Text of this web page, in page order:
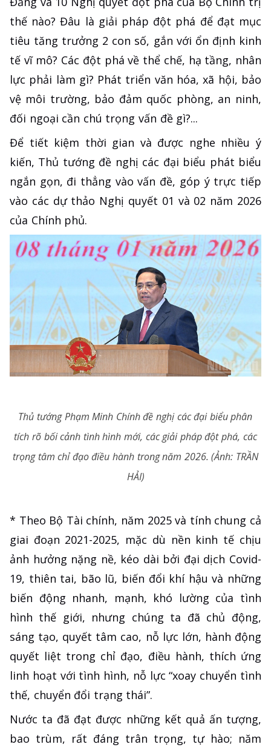
thế nào? Đâu là giải pháp đột phá để đạt mục
tiêu tăng trưởng 2 con số, gắn với ổn định kinh
tế vĩ mô? Các đột phá về thể chế, hạ tầng, nhân
lực phải làm gì? Phát triển văn hóa, xã hội, bảo
vệ môi trường, bảo đảm quốc phòng, an ninh,
đối ngoại cần chú trọng vấn đề gì?...
Để tiết kiệm thời gian và được nghe nhiều ý
kiến, Thủ tướng đề nghị các đại biểu phát biểu
ngắn gọn, đi thẳng vào vấn đề, góp ý trực tiếp
vào các dự thảo Nghị quyết 01 và 02 năm 2026
của Chính phủ.
Thủ tướng Phạm Minh Chính đề nghị các đại biểu phân
tích rõ bối cảnh tình hình mới, các giải pháp đột phá, các
trọng tâm chỉ đạo điều hành trong năm 2026. (Ảnh: TRẦN
HẢI)
* Theo Bộ Tài chính, năm 2025 và tính chung cả
giai đoạn 2021-2025, mặc dù nền kinh tế chịu
ảnh hưởng nặng nề, kéo dài bởi đại dịch Covid-
19, thiên tai, bão lũ, biến đổi khí hậu và những
biến động nhanh, mạnh, khó lường của tình
hình thế giới, nhưng chúng ta đã chủ động,
sáng tạo, quyết tâm cao, nỗ lực lớn, hành động
quyết liệt trong chỉ đạo, điều hành, thích ứng
linh hoạt với tình hình, nỗ lực “xoay chuyển tình
thế, chuyển đổi trạng thái”.
Nước ta đã đạt được những kết quả ấn tượng,
bao trùm, rất đáng trân trọng, tự hào; năm